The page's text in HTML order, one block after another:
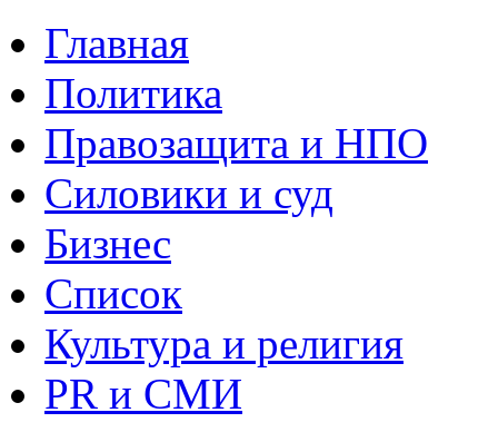
Главная
Политика
Правозащита и НПО
Силовики и суд
Бизнес
Список
Культура и религия
PR и СМИ